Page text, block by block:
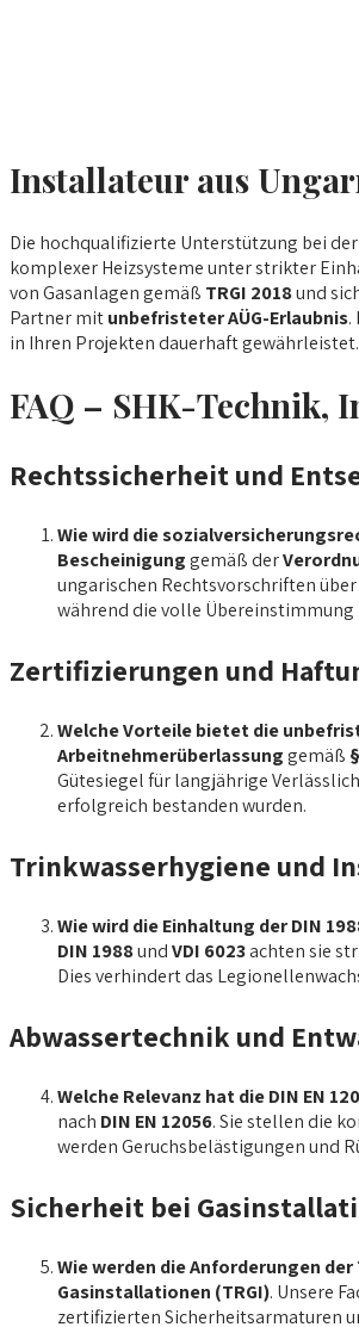
Installateur aus
Die hochqualifizierte Unterstützung bei
komplexer Heizsysteme unter strikter
von Gasanlagen gemäß TRGI 2018und
Partner mitunbefristeter AÜG-Erlaubnis.
in Ihren Projekten dauerhaft
FAQ – SHK-Technik,
Rechtssicherheit und
Wie wird die
Bescheinigunggemäß der
ungarischen Rechtsvorschriften
während die volle
Zertifizierungen und
Welche Vorteile bietet die
Arbeitnehmerüberlassunggemäß
Gütesiegel für langjährige
erfolgreich bestanden wurden.
Trinkwasserhygiene und
Wie wird die Einhaltung der DIN
DIN 1988undVDI 6023achten sie
Dies verhindert das
Abwassertechnik und
Welche Relevanz hat die DIN EN
nach DIN EN 12056. Sie stellen die
werden Geruchsbelästigungen und
Sicherheit bei
Wie werden die Anforderungen
Gasinstallationen (TRGI). Unsere
zertifizierten Sicherheitsarmaturen